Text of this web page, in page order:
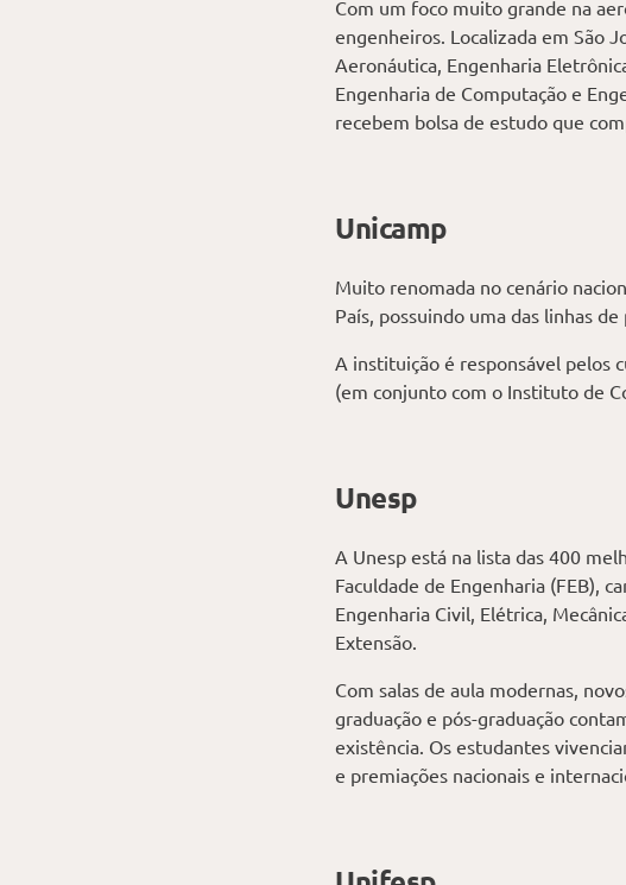
Com um foco muito grande na
engenheiros. Localizada em São
Aeronáutica, Engenharia
Engenharia de Computação e
recebem bolsa de estudo que
Unicamp
Muito renomada no cenário
País, possuindo uma das linhas
A instituição é responsável pelos
(em conjunto com o Instituto de
Unesp
A Unesp está na lista das 400
Faculdade de Engenharia (FEB),
Engenharia Civil, Elétrica,
Extensão.
Com salas de aula modernas,
graduação e pós-graduação
existência. Os estudantes
e premiações nacionais e